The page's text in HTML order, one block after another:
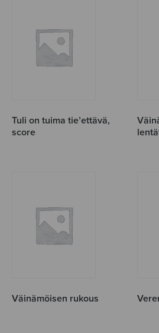
Tuli on tuima tie’ettävä,
score
Väinämöisen rukous